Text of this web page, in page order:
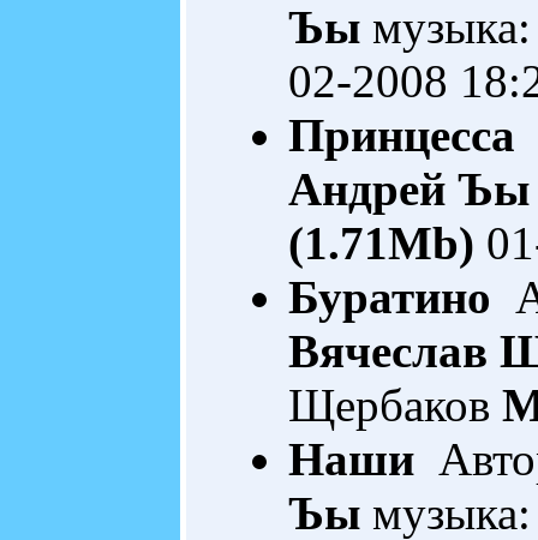
Ъы
02-2008
Принцесса
Андрей Ъы
(1.71Mb)
Буратино
Вячеслав
Щербаков
Наши
Ъы